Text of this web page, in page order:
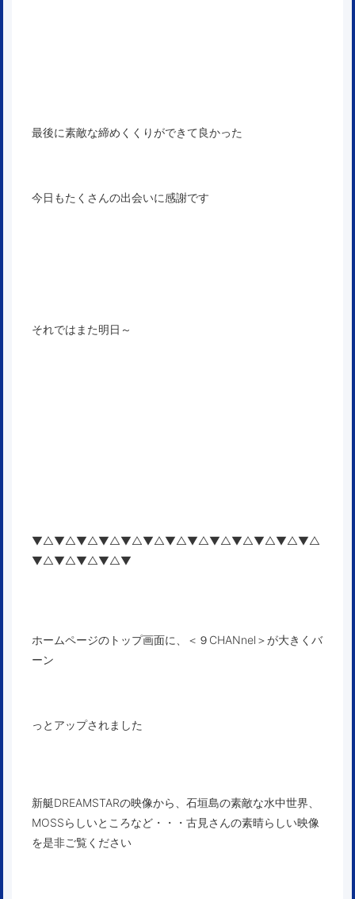
最後に素敵な締めくくりができて良かった
今日もたくさんの出会いに感謝です
それではまた明日～
▼△▼△▼△▼△▼△▼△▼△▼△▼△▼△▼△▼△▼△
▼△▼△▼△▼△▼
ホームページの トップ画面に、＜９CHANnel＞が大きくバ
ーン
っとアップされました
新艇DREAMSTARの映像から、石垣島の素敵な水中世界、
MOSSらしいところなど・・・古見さんの素晴らしい映像
を是非ご覧ください